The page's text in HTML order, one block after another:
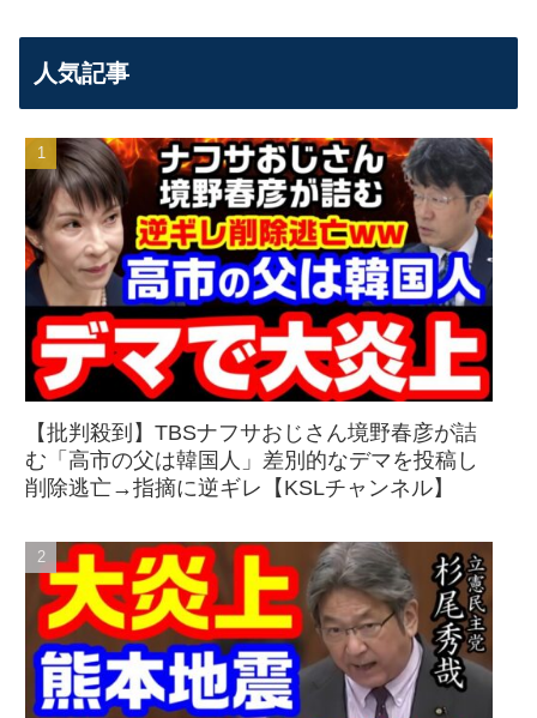
人気記事
【批判殺到】TBSナフサおじさん境野春彦が詰
む「高市の父は韓国人」差別的なデマを投稿し
削除逃亡→指摘に逆ギレ【KSLチャンネル】